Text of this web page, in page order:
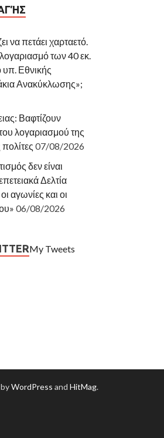
να πετάει χαρταετό.
των 40 εκ.
υπ. Εθνικής
Ανακύκλωσης»;
Βαφτίζουν
λογαριασμού της
07/08/2026
δεν είναι
Δελτία
αγωνίες και οι
06/08/2026
My Tweets
WordPress and HitMag.